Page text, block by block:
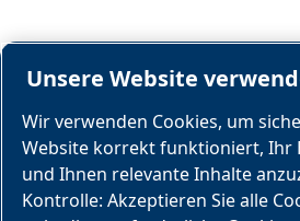
Unsere Website
Wir verwenden Cookies, um
Website korrekt funktioniert, Ihr
und Ihnen relevante Inhalte
Kontrolle: Akzeptieren Sie alle